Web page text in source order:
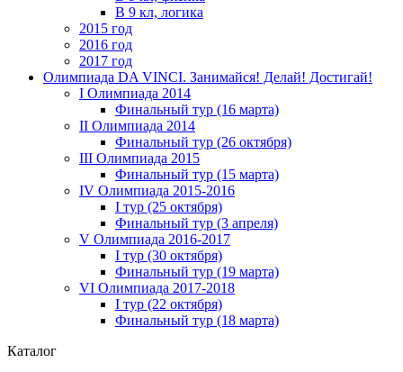
В 9 кл, логика
2015 год
2016 год
2017 год
Олимпиада DA VINCI. Занимайся! Делай! Достигай!
I Олимпиада 2014
Финальный тур (16 марта)
II Олимпиада 2014
Финальный тур (26 октября)
III Олимпиада 2015
Финальный тур (15 марта)
IV Олимпиада 2015-2016
I тур (25 октября)
Финальный тур (3 апреля)
V Олимпиада 2016-2017
I тур (30 октября)
Финальный тур (19 марта)
VI Олимпиада 2017-2018
I тур (22 октября)
Финальный тур (18 марта)
Каталог